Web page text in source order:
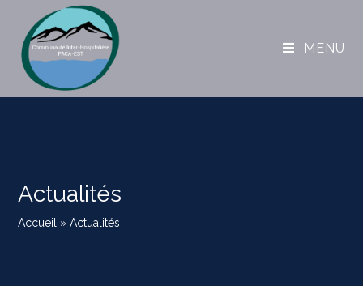
MENU
Actualités
Accueil »Actualités